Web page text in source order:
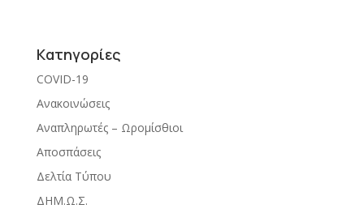
Kατηγορίες
COVID-19
Ανακοινώσεις
Αναπληρωτές – Ωρομίσθιοι
Αποσπάσεις
Δελτία Τύπου
ΔΗΜ.Ω.Σ.